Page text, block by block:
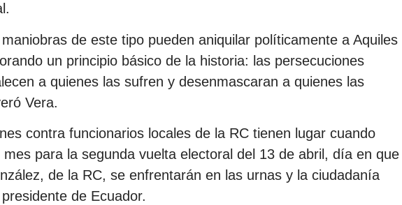
de este tipo pueden aniquilar políticamente a Aquiles
un principio básico de la historia: las persecuciones
a quienes las sufren y desenmascaran a quienes las
Vera.
contra funcionarios locales de la RC tienen lugar cuando
para la segunda vuelta electoral del 13 de abril, día en que
de la RC, se enfrentarán en las urnas y la ciudadanía
de Ecuador.